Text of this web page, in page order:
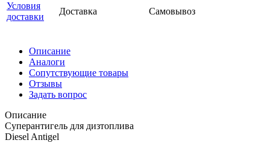
Условия
доставки
Доставка Самовывоз
Описание
Аналоги
Сопутствующие товары
Отзывы
Задать вопрос
Описание
Суперантигель для дизтоплива
Diesel Antigel